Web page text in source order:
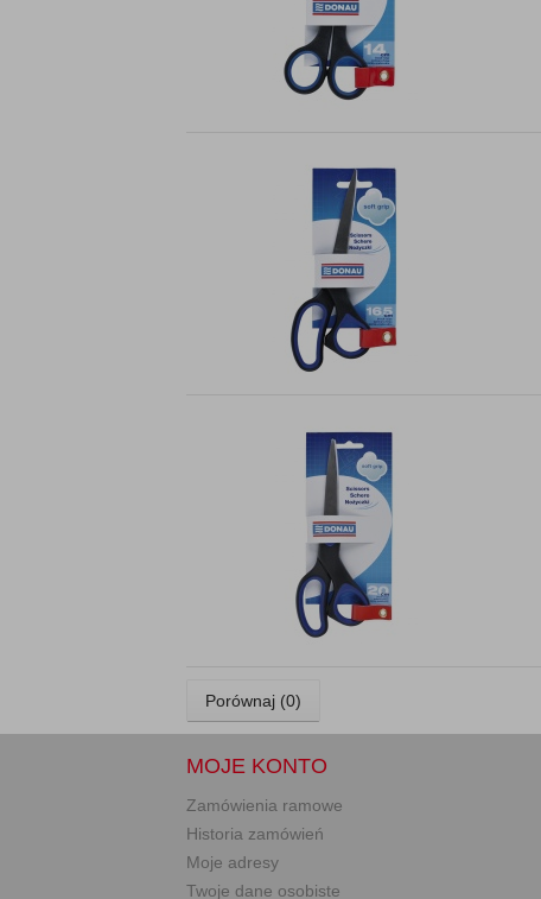
Porównaj (0)
MOJE KONTO
Zamówienia ramowe
Historia zamówień
Moje adresy
Twoje dane osobiste